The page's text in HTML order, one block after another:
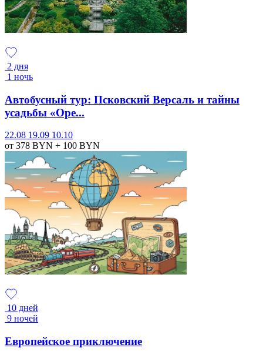
2 дня
1 ночь
Автобусный тур: Псковский Версаль и тайны
усадьбы «Оре...
22.08 19.09 10.10
от 378 BYN + 100 BYN
10 дней
9 ночей
Европейское приключение